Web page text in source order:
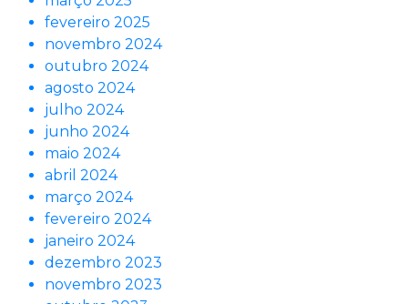
fevereiro 2025
novembro 2024
outubro 2024
agosto 2024
julho 2024
junho 2024
maio 2024
abril 2024
março 2024
fevereiro 2024
janeiro 2024
dezembro 2023
novembro 2023